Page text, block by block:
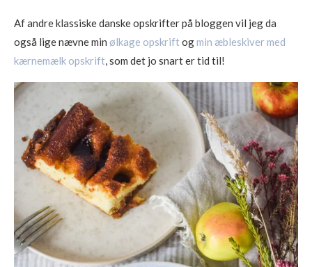
Af andre klassiske danske opskrifter på bloggen vil jeg da
også lige nævne min ølkage opskrift ogmin æbleskiver med
kærnemælk opskrift, som det jo snart er tid til!